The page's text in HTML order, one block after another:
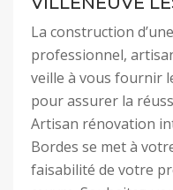
La construction
professionnel,
veille à vous fournir
pour assurer la
Artisan rénovation
Bordes se met à
faisabilité de votre